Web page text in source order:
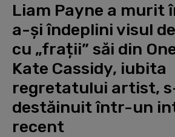
Liam Payne a murit
a-și îndeplini visul
cu „frații” săi din
Kate Cassidy, iubita
regretatului artist,
destăinuit într-un
recent